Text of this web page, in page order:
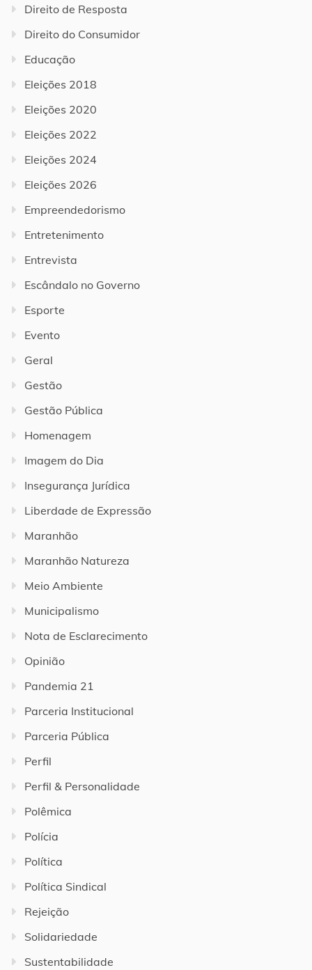
Direito de Resposta
Direito do Consumidor
Educação
Eleições 2018
Eleições 2020
Eleições 2022
Eleições 2024
Eleições 2026
Empreendedorismo
Entretenimento
Entrevista
Escândalo no Governo
Esporte
Evento
Geral
Gestão
Gestão Pública
Homenagem
Imagem do Dia
Insegurança Jurídica
Liberdade de Expressão
Maranhão
Maranhão Natureza
Meio Ambiente
Municipalismo
Nota de Esclarecimento
Opinião
Pandemia 21
Parceria Institucional
Parceria Pública
Perfil
Perfil & Personalidade
Polêmica
Polícia
Política
Política Sindical
Rejeição
Solidariedade
Sustentabilidade